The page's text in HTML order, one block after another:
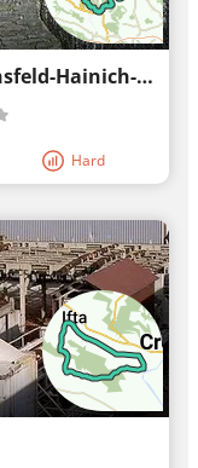
Cycling through Naturpark Eichsfeld-Hainich-Werratal
Hard